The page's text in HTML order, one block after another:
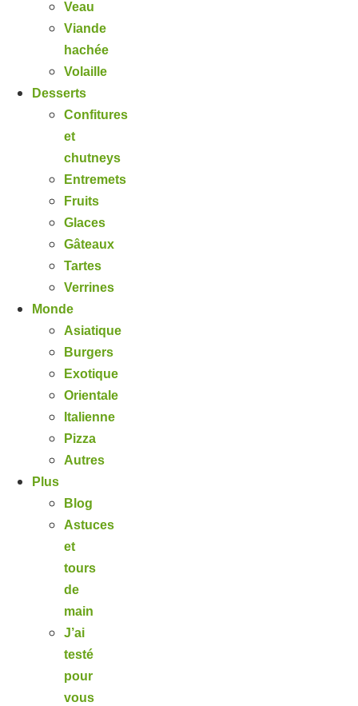
Veau
Viande
hachée
Volaille
Desserts
Confitures
et
chutneys
Entremets
Fruits
Glaces
Gâteaux
Tartes
Verrines
Monde
Asiatique
Burgers
Exotique
Orientale
Italienne
Pizza
Autres
Plus
Blog
Astuces
et
tours
de
main
J’ai
testé
pour
vous